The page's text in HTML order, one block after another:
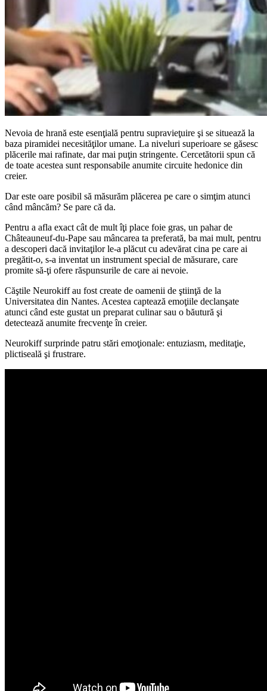
Nevoia de hrană este esenţială pentru supravieţuire şi se situează la
baza piramidei necesităţilor umane. La niveluri superioare se găsesc
plăcerile mai rafinate, dar mai puţin stringente. Cercetătorii spun că
de toate acestea sunt responsabile anumite circuite hedonice din
creier.
Dar este oare posibil să măsurăm plăcerea pe care o simţim atunci
când mâncăm? Se pare că da.
Pentru a afla exact cât de mult îţi place foie gras, un pahar de
Châteauneuf-du-Pape sau mâncarea ta preferată, ba mai mult, pentru
a descoperi dacă invitaţilor le-a plăcut cu adevărat cina pe care ai
pregătit-o, s-a inventat un instrument special de măsurare, care
promite să-ţi ofere răspunsurile de care ai nevoie.
Căştile Neurokiff au fost create de oamenii de ştiinţă de la
Universitatea din Nantes. Acestea captează emoţiile declanşate
atunci când este gustat un preparat culinar sau o băutură şi
detectează anumite frecvenţe în creier.
Neurokiff surprinde patru stări emoţionale: entuziasm, meditaţie,
plictiseală şi frustrare.